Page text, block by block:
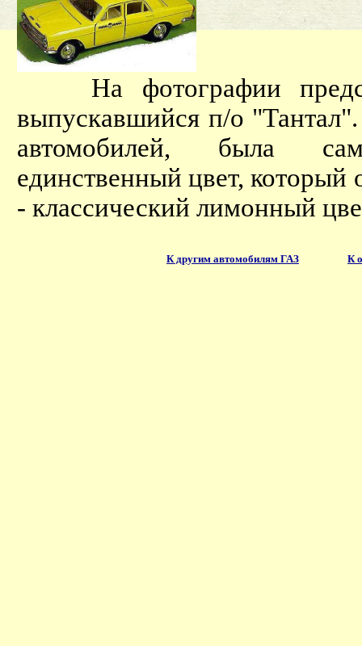
На фотографии
выпускавшийся п/о
автомобилей, была
единственный цвет, который
- классический лимонный
К другим автомобилям ГАЗ К